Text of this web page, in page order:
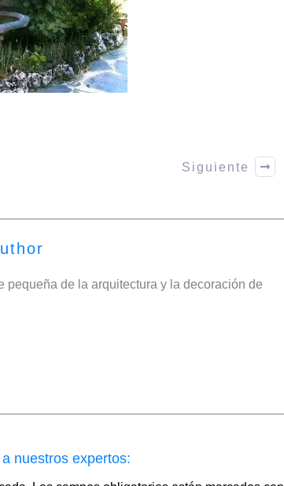
Siguiente
pequeña de la arquitectura y la decoración de
nuestros expertos: